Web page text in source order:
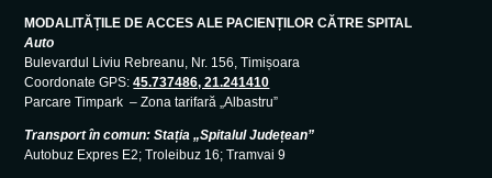
MODALITĂȚILE DE ACCES ALE PACIENȚILOR CĂTRE SPITAL
Auto
Bulevardul Liviu Rebreanu, Nr. 156, Timișoara
Coordonate GPS:45.737486, 21.241410
Parcare Timpark – Zona tarifară „Albastru”
Transport în comun: Stația „Spitalul Județean”
Autobuz Expres E2; Troleibuz 16; Tramvai 9